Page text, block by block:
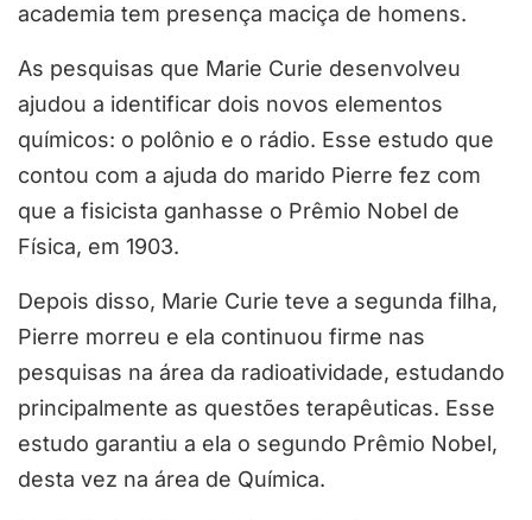
academia tem presença maciça de homens.
As pesquisas que Marie Curie desenvolveu
ajudou a identificar dois novos elementos
químicos: o polônio e o rádio. Esse estudo que
contou com a ajuda do marido Pierre fez com
que a fisicista ganhasse o Prêmio Nobel de
Física, em 1903.
Depois disso, Marie Curie teve a segunda filha,
Pierre morreu e ela continuou firme nas
pesquisas na área da radioatividade, estudando
principalmente as questões terapêuticas. Esse
estudo garantiu a ela o segundo Prêmio Nobel,
desta vez na área de Química.